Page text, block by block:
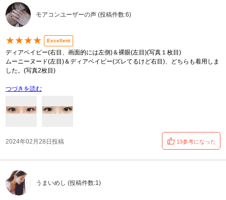
モアコンユーザーの声 (投稿件数:6)
★★★★ Excellent
ディアベイビー(右目、画面的には左側)＆裸眼(左目)(写真１枚目)
ムーニーヌード(左目)＆ディアベイビー(ズレてるけど右目)、どちらも着用しま
した。(写真2枚目)
つづきを読む
2024年02月28日投稿 13参考になった
うまいめし (投稿件数:1)